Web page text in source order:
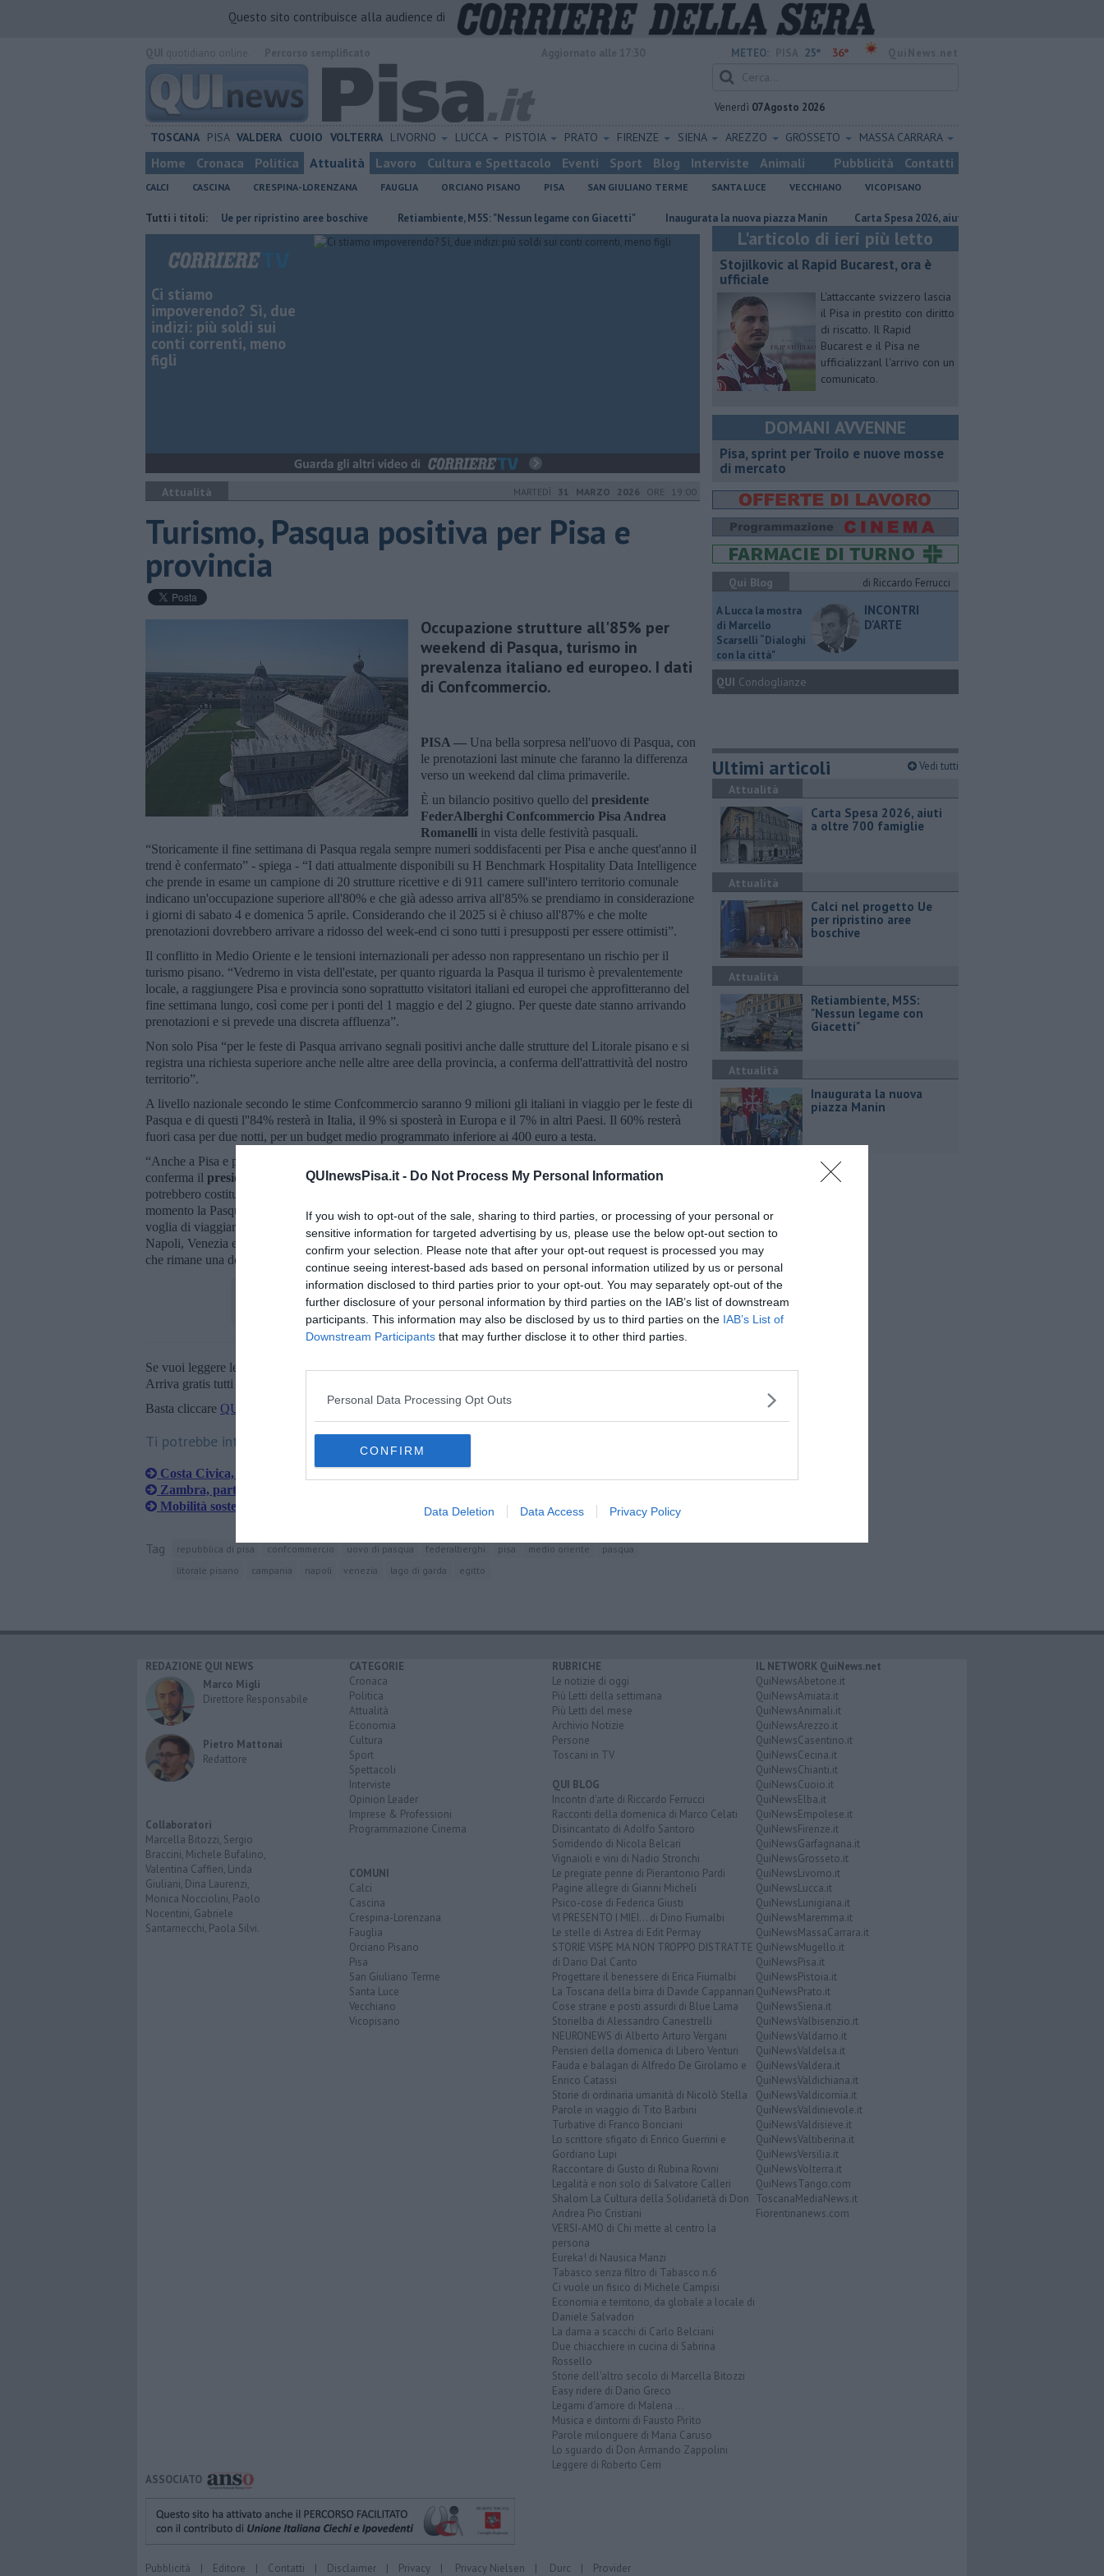
QUInewsPisa.it - Do Not Process My Personal Information
If you wish to opt-out of the sale, sharing to third parties, or processing of your personal or
sensitive information for targeted advertising by us, please use the below opt-out section to
confirm your selection. Please note that after your opt-out request is processed you may
continue seeing interest-based ads based on personal information utilized by us or personal
information disclosed to third parties prior to your opt-out. You may separately opt-out of the
further disclosure of your personal information by third parties on the IAB’s list of downstream
participants. This information may also be disclosed by us to third parties on the IAB’s List of
Downstream Participants that may further disclose it to other third parties.
Personal Data Processing Opt Outs
CONFIRM
Data Deletion Data Access Privacy Policy
Questo sito contribuisce alla audience di
METEO: 25° 36°
Venerdì 07 Agosto 2026
TOSCANA PISA VALDERA CUOIO VOLTERRA LIVORNO LUCCA PISTOIA PRATO FIRENZE SIENA AREZZO GROSSETO MASSA CARRARA
Home Cronaca Politica Attualità Lavoro Cultura e Spettacolo Eventi Sport Blog Interviste Animali Pubblicità Contatti
CALCI CASCINA CRESPINA-LORENZANA FAUGLIA ORCIANO PISANO PISA SAN GIULIANO TERME SANTA LUCE VECCHIANO VICOPISANO
Tutti i titoli:
Calci nel progetto Ue per ripristino aree boschive Retiambiente, M5S: "Nessun legame con Giacetti" Inaugurata la nuova piazza Manin Carta Spesa 2026, aiuti a oltre 700 famiglie
Ci stiamo
impoverendo? Sì, due
indizi: più soldi sui
conti correnti, meno
figli
Attualità MARTEDÌ 31 MARZO 2026 ORE 19:00
Turismo, Pasqua positiva per Pisa e
provincia
Occupazione strutture all'85% per
weekend di Pasqua, turismo in
prevalenza italiano ed europeo. I dati
di Confcommercio.
PISA — Una bella sorpresa nell'uovo di Pasqua, con
le prenotazioni last minute che faranno la differenza
verso un weekend dal clima primaverile.
È un bilancio positivo quello del presidente
FederAlberghi Confcommercio Pisa Andrea
Romanelli in vista delle festività pasquali.
“Storicamente il fine settimana di Pasqua regala sempre numeri soddisfacenti per Pisa e anche quest'anno il
trend è confermato” - spiega - “I dati attualmente disponibili su H Benchmark Hospitality Data Intelligence
che prende in esame un campione di 20 strutture ricettive e di 911 camere sull'intero territorio comunale
indicano un'occupazione superiore all'80% e che già adesso arriva all'85% se prendiamo in considerazione
i giorni di sabato 4 e domenica 5 aprile. Considerando che il 2025 si è chiuso all'87% e che molte
prenotazioni dovrebbero arrivare a ridosso del week-end ci sono tutti i presupposti per essere ottimisti”.
Il conflitto in Medio Oriente e le tensioni internazionali per adesso non rappresentano un rischio per il
turismo pisano. “Vedremo in vista dell'estate, per quanto riguarda la Pasqua il turismo è prevalentemente
locale, a raggiungere Pisa e provincia sono soprattutto visitatori italiani ed europei che approfitteranno del
fine settimana lungo, così come per i ponti del 1 maggio e del 2 giugno. Per queste date stanno arrivando
prenotazioni e si prevede una discreta affluenza”.
Non solo Pisa “per le feste di Pasqua arrivano segnali positivi anche dalle strutture del Litorale pisano e si
registra una richiesta superiore anche nelle altre aree della provincia, a conferma dell'attrattività del nostro
territorio”.
A livello nazionale secondo le stime Confcommercio saranno 9 milioni gli italiani in viaggio per le feste di
Pasqua e di questi l''84% resterà in Italia, il 9% si sposterà in Europa e il 7% in altri Paesi. Il 60% resterà
fuori casa per due notti, per un budget medio programmato inferiore ai 400 euro a testa.
“Anche a Pisa e provincia le destinazioni più gettonate per le vacanze di Pasqua sono appunto italiane” -
conferma il presidente di Vivere Pisa Maurizio Nardi- "La situazione internazionale e i conflitti in corso
potrebbero costituire un'ulteriore leva di attrazione verso il nostro territorio anche in vista dell'estate. Per il
momento la Pasqua si conferma un'occasione per scoprire il nostro Paese: i pisani non hanno perso la
voglia di viaggiare e tra le destinazioni più richieste per Pasqua ci sono le città d'arte, la Campania e
Napoli, Venezia e il Lago di Garda, mentre all'estero si registrano in aumento le prenotazioni verso l'Egitto,
che rimane una destinazione molto apprezzata”.
Se vuoi leggere le notizie principali della Toscana iscriviti allaNewsletter QUInews - ToscanaMedia.
Arriva gratis tutti i giorni alle 20:00 direttamente nella tua casella di posta.
Basta cliccare QUI
Ti potrebbe interessare anche:
Costa Civica, "Rafforzare ruolo amministratori"
Zambra, parte il percorso per il Contratto di fiume
Mobilità sostenibile, l'Università scrive al Comune
Tag repubblica di pisa confcommercio uovo di pasqua federalberghi pisa medio oriente
pasqua
litorale pisano
campania napoli venezia lago di garda egitto
L'articolo di ieri più letto
Stojilkovic al Rapid Bucarest, ora è
ufficiale
L'attaccante svizzero lascia
il Pisa in prestito con diritto
di riscatto. Il Rapid
Bucarest e il Pisa ne
ufficializzanl l'arrivo con un
comunicato.
DOMANI AVVENNE
Pisa, sprint per Troilo e nuove mosse
di mercato
Qui Blog
di Riccardo Ferrucci
A Lucca la mostra
di Marcello
Scarselli “Dialoghi
con la città"
INCONTRI
D'ARTE
QUI Condoglianze
Ultimi articoli Vedi tutti
Attualità
Carta Spesa 2026, aiuti
a oltre 700 famiglie
Attualità
Calci nel progetto Ue
per ripristino aree
boschive
Attualità
Retiambiente, M5S:
"Nessun legame con
Giacetti"
Attualità
Inaugurata la nuova
piazza Manin
REDAZIONE QUI NEWS
Marco Migli
Direttore Responsabile
Pietro Mattonai
Redattore
Collaboratori
Marcella Bitozzi, Sergio
Braccini, Michele Bufalino,
Valentina Caffieri, Linda
Giuliani, Dina Laurenzi,
Monica Nocciolini, Paolo
Nocentini, Gabriele
Santarnecchi, Paola Silvi.
CATEGORIE
Cronaca
Politica
Attualità
Economia
Cultura
Sport
Spettacoli
Interviste
Opinion Leader
Imprese & Professioni
Programmazione Cinema
COMUNI
Calci
Cascina
Crespina-Lorenzana
Fauglia
Orciano Pisano
Pisa
San Giuliano Terme
Santa Luce
Vecchiano
Vicopisano
RUBRICHE
Le notizie di oggi
Più Letti della settimana
Più Letti del mese
Archivio Notizie
Persone
Toscani in TV
QUI BLOG
Incontri d'arte di Riccardo Ferrucci
Racconti della domenica di Marco Celati
Disincantato di Adolfo Santoro
Sorridendo di Nicola Belcari
Vignaioli e vini di Nadio Stronchi
Le pregiate penne di Pierantonio Pardi
Pagine allegre di Gianni Micheli
Psico-cose di Federica Giusti
VI PRESENTO I MIEI... di Dino Fiumalbi
Le stelle di Astrea di Edit Permay
STORIE VISPE MA NON TROPPO DISTRATTE
di Dario Dal Canto
Progettare il benessere di Erica Fiumalbi
La Toscana della birra di Davide Cappannari
Cose strane e posti assurdi di Blue Lama
Storielba di Alessandro Canestrelli
NEURONEWS di Alberto Arturo Vergani
Pensieri della domenica di Libero Venturi
Fauda e balagan di Alfredo De Girolamo e
Enrico Catassi
Storie di ordinaria umanità di Nicolò Stella
Parole in viaggio di Tito Barbini
Turbative di Franco Bonciani
Lo scrittore sfigato di Enrico Guerrini e
Gordiano Lupi
Raccontare di Gusto di Rubina Rovini
Legalità e non solo di Salvatore Calleri
Shalom La Cultura della Solidarietà di Don
Andrea Pio Cristiani
VERSI-AMO di Chi mette al centro la
persona
Eureka! di Nausica Manzi
Tabasco senza filtro di Tabasco n.6
Ci vuole un fisico di Michele Campisi
Economia e territorio, da globale a locale di
Daniele Salvadori
La dama a scacchi di Carlo Belciani
Due chiacchiere in cucina di Sabrina
Rossello
Storie dell'altro secolo di Marcella Bitozzi
Easy ridere di Dario Greco
Legami d'amore di Malena ...
Musica e dintorni di Fausto Pirìto
Parole milonguere di Maria Caruso
Lo sguardo di Don Armando Zappolini
Leggere di Roberto Cerri
IL NETWORK QuiNews.net
QuiNewsAbetone.it
QuiNewsAmiata.it
QuiNewsAnimali.it
QuiNewsArezzo.it
QuiNewsCasentino.it
QuiNewsCecina.it
QuiNewsChianti.it
QuiNewsCuoio.it
QuiNewsElba.it
QuiNewsEmpolese.it
QuiNewsFirenze.it
QuiNewsGarfagnana.it
QuiNewsGrosseto.it
QuiNewsLivorno.it
QuiNewsLucca.it
QuiNewsLunigiana.it
QuiNewsMaremma.it
QuiNewsMassaCarrara.it
QuiNewsMugello.it
QuiNewsPisa.it
QuiNewsPistoia.it
QuiNewsPrato.it
QuiNewsSiena.it
QuiNewsValbisenzio.it
QuiNewsValdarno.it
QuiNewsValdelsa.it
QuiNewsValdera.it
QuiNewsValdichiana.it
QuiNewsValdicornia.it
QuiNewsValdinievole.it
QuiNewsValdisieve.it
QuiNewsValtiberina.it
QuiNewsVersilia.it
QuiNewsVolterra.it
QuiNewsTango.com
ToscanaMediaNews.it
Fiorentinanews.com
ASSOCIATO
Pubblicità | Editore | Contatti | Disclaimer | Privacy | Privacy Nielsen | Durc | Provider